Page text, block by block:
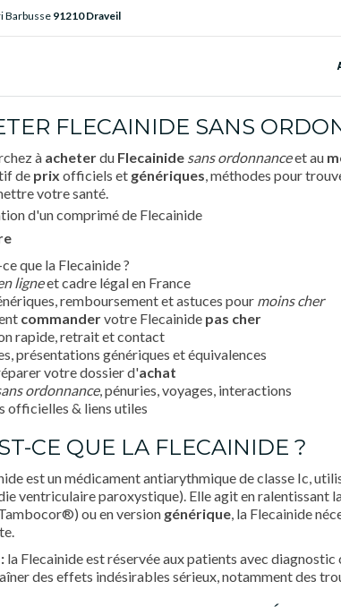
Barbusse 91210 Draveil
FLECAINIDE SANS
à acheterdu Flecainide sans ordonnanceet au
de prix officiels et génériques, méthodes pour
votre santé.
que la Flecainide ?
ligneet cadre légal en France
remboursement et astuces pour moins cher
commandervotre Flecainide pas cher
rapide, retrait et contact
présentations génériques et équivalences
votre dossier d'achat
ordonnance, pénuries, voyages, interactions
officielles & liens utiles
CE QUE LA FLECAINIDE ?
est un médicament antiarythmique de classe Ic,
ventriculaire paroxystique). Elle agit en ralentissant
ou en version générique, la Flecainide
la Flecainide est réservée aux patients avec
des effets indésirables sérieux, notamment des